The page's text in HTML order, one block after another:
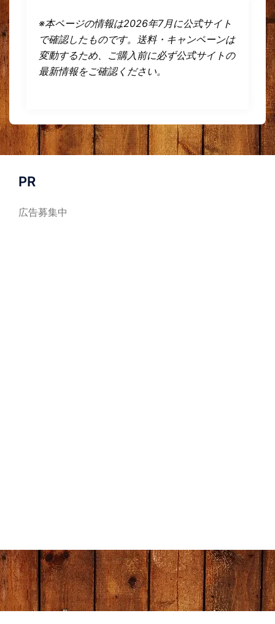
※本ページの情報は2026年7月に公式サイト
で確認したものです。送料・キャンペーンは
変動するため、ご購入前に必ず公式サイトの
最新情報をご確認ください。
PR
広告募集中